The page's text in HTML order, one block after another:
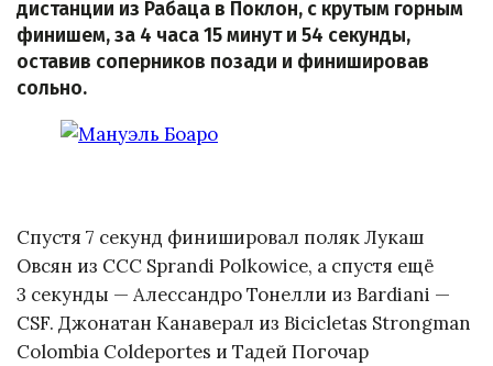
дистанции из Рабаца в Поклон, с крутым горным
финишем, за 4 часа 15 минут и 54 секунды,
оставив соперников позади и финишировав
сольно.
Спустя 7 секунд финишировал поляк Лукаш
Овсян из CCC Sprandi Polkowice, а спустя ещё
3 секунды — Алессандро Тонелли из Bardiani —
CSF. Джонатан Канаверал из Bicicletas Strongman
Colombia Coldeportes и Тадей Погочар